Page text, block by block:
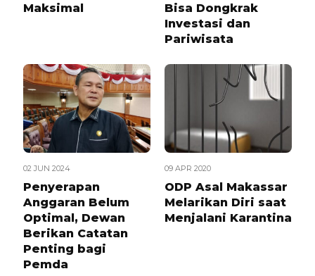
Maksimal
Bisa Dongkrak
Investasi dan
Pariwisata
02 JUN 2024
Penyerapan
Anggaran Belum
Optimal, Dewan
Berikan Catatan
Penting bagi
Pemda
09 APR 2020
ODP Asal Makassar
Melarikan Diri saat
Menjalani Karantina